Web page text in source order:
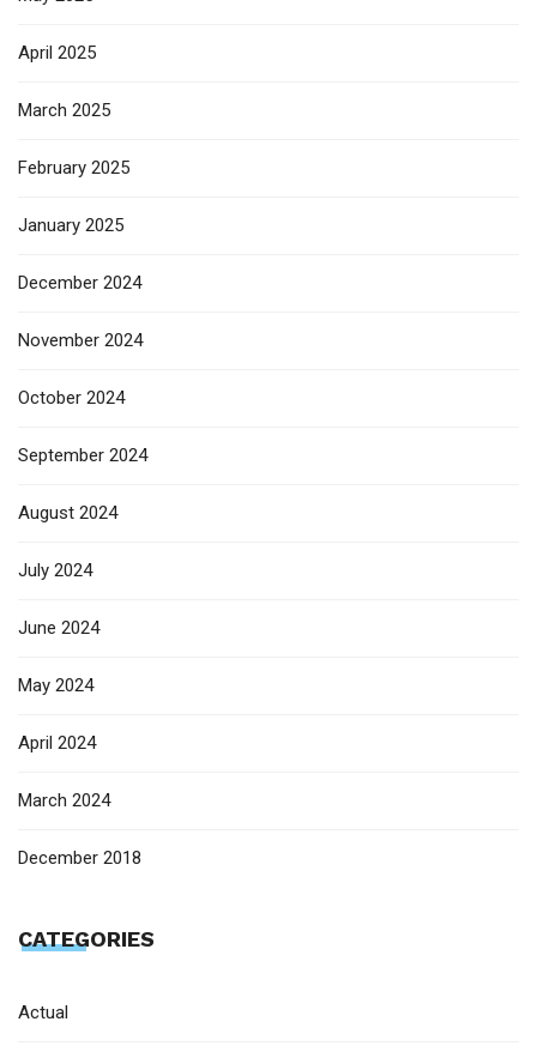
April 2025
March 2025
February 2025
January 2025
December 2024
November 2024
October 2024
September 2024
August 2024
July 2024
June 2024
May 2024
April 2024
March 2024
December 2018
CATEGORIES
Actual